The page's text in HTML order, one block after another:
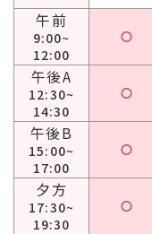
午前
9:00~
12:00
〇
午後A
12:30~
14:30
〇
午後B
15:00~
17:00
〇
夕方
17:30~
19:30
〇